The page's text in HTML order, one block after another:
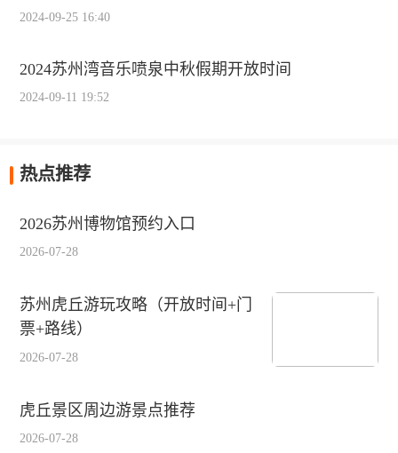
2024-09-25 16:40
2024苏州湾音乐喷泉中秋假期开放时间
2024-09-11 19:52
热点推荐
2026苏州博物馆预约入口
2026-07-28
苏州虎丘游玩攻略（开放时间+门
票+路线）
2026-07-28
虎丘景区周边游景点推荐
2026-07-28